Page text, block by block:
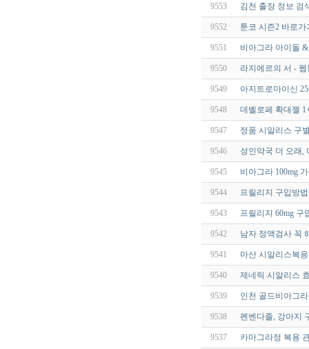
9553 김천 출장 정보 검
9552 툰코 시즌2 바로가
9551 비­아그라 아이돌
9550 라지에르의 서 -
9549 아지트로마이신
9548 데벨로페 확대젤
9547 정품 시알리스 구
9546 성인약국 더 오래,
9545 비아그라 100mg
9544 프릴리지 구입방
9543 프릴리지 60mg
9542 남자 정액검사 꼭
9541 마산 시알리스복
9540 제네릭 시알리스
9539 인천 골드비아그
9538 펜벤다졸, 강아지
9537 카마그라정 복용